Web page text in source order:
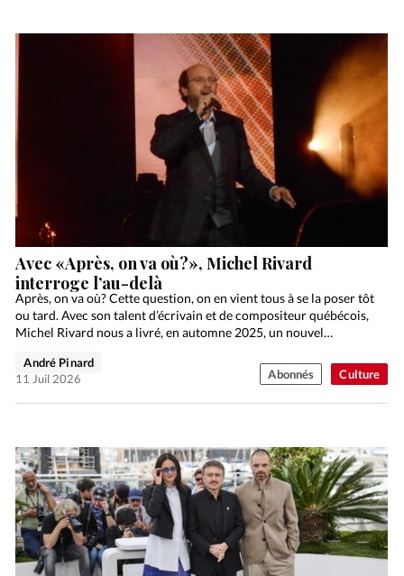
Culture
Avec «Après, on va où?», Michel Rivard
interroge l’au-delà
Après, on va où? Cette question, on en vient tous à se la poser tôt
ou tard. Avec son talent d’écrivain et de compositeur québécois,
Michel Rivard nous a livré, en automne 2025, un nouvel…
André Pinard
11 Juil 2026
Abonnés